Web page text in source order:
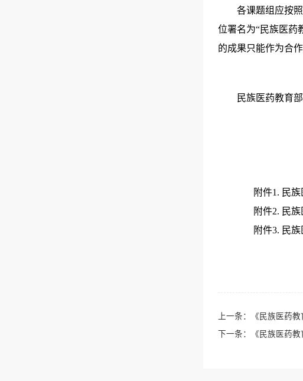
各课题组应按
位署名为“民族医药
的成果只能作为合
民族医药教育
附件1. 民
附件2. 民
附件3. 民
上一条：
《民族医药
下一条：
《民族医药